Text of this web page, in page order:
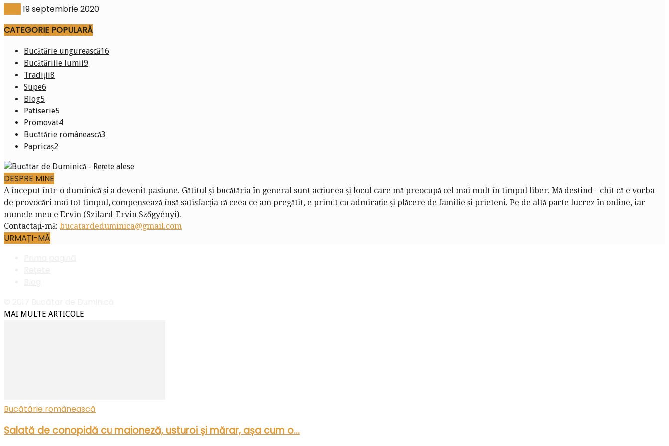
19 septembrie 2020
CATEGORIE POPULARĂ
Bucătărie ungurească16
Bucătăriile lumii9
Tradiții8
Supe6
Blog5
Patiserie5
Promovat4
Bucătărie românească3
Papricaș2
DESPRE MINE
A început într-o duminică și a devenit pasiune. Gătitul și bucătăria în general sunt acțiunea și locul care mă preocupă cel mai mult în timpul liber. Mă destind - chit că e vorba
de provocări mai tot timpul, compensează însă satisfacția că ceea ce am pregătit, e primit cu admirație și plăcere de familie și prieteni. Pe de altă parte lucrez în online, iar
numele meu e Ervin (Szilard-Ervin Szőgyényi).
Contactați-mă: bucatardeduminica@gmail.com
URMAȚI-MĂ
MAI MULTE ARTICOLE
Bucătărie românească
Salată de conopidă cu maioneză, usturoi și mărar, așa cum o...